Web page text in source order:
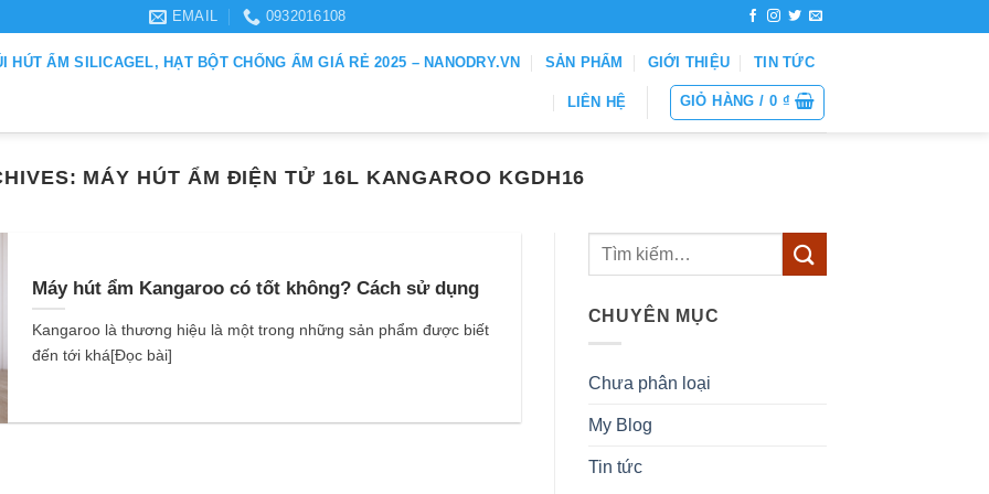
EMAIL 0932016108
HÚT ẨM SILICAGEL, HẠT BỘT CHỐNG ẨM GIÁ RẺ 2025 – NANODRY.VN SẢN PHẨM GIỚI THIỆU TIN TỨC
LIÊN HỆ GIỎ HÀNG / 0 ₫
MÁY HÚT ẨM ĐIỆN TỬ 16L KANGAROO KGDH16
Máy hút ẩm Kangaroo có tốt không? Cách sử dụng
Kangaroo là thương hiệu là một trong những sản phẩm được biết
đến tới khá[Đọc bài]
CHUYÊN MỤC
Chưa phân loại
My Blog
Tin tức